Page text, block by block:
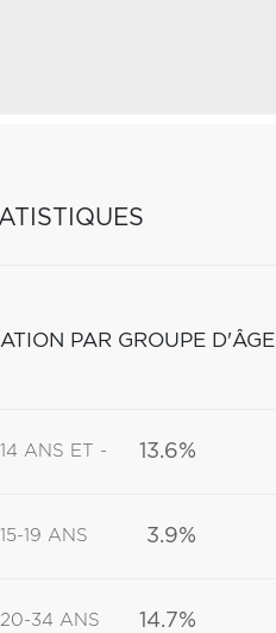
PAR GROUPE D'ÂGE
14 ANS ET - 13.6%
15-19 ANS 3.9%
20-34 ANS 14.7%